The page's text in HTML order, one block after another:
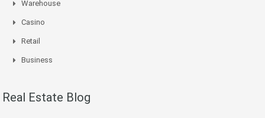
Warehouse
Casino
Retail
Business
Real Estate Blog